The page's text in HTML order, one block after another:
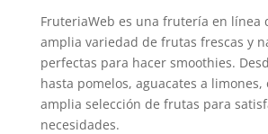
FruteriaWeb es una frutería en línea
amplia variedad de frutas frescas y
perfectas para hacer smoothies.
hasta pomelos, aguacates a limones,
amplia selección de frutas para
necesidades.